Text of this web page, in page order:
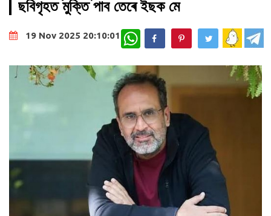
ছবিগৃহত মুক্তি পাব তেৰে ইছক মে
19 Nov 2025 20:10:01 WhatsApp